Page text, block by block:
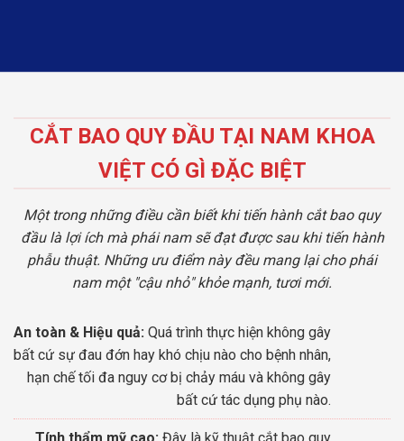
CẮT BAO QUY ĐẦU TẠI NAM KHOA
VIỆT CÓ GÌ ĐẶC BIỆT
Một trong những điều cần biết khi tiến hành cắt bao quy
đầu là lợi ích mà phái nam sẽ đạt được sau khi tiến hành
phẫu thuật. Những ưu điểm này đều mang lại cho phái
nam một "cậu nhỏ" khỏe mạnh, tươi mới.
An toàn & Hiệu quả: Quá trình thực hiện không gây
bất cứ sự đau đớn hay khó chịu nào cho bệnh nhân,
hạn chế tối đa nguy cơ bị chảy máu và không gây
bất cứ tác dụng phụ nào.